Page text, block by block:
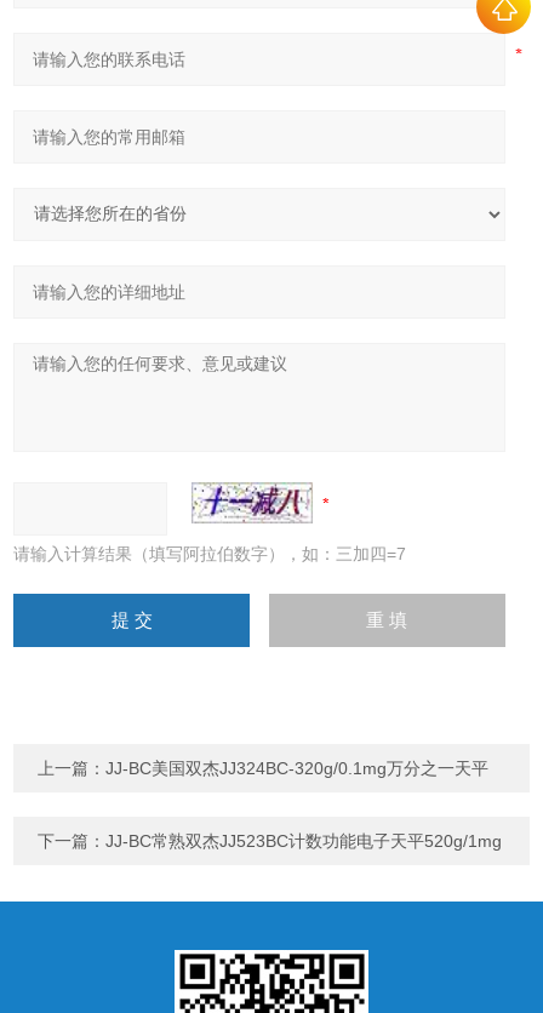
请输入计算结果（填写阿拉伯数字），如：三加四=7
上一篇：JJ-BC美国双杰JJ324BC-320g/0.1mg万分之一天平
下一篇：JJ-BC常熟双杰JJ523BC计数功能电子天平520g/1mg